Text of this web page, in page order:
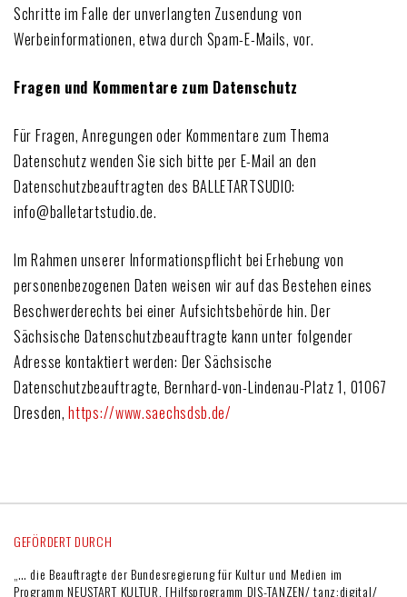
Schritte im Falle der unverlangten Zusendung von
Werbeinformationen, etwa durch Spam-E-Mails, vor.
Fragen und Kommentare zum Datenschutz
Für Fragen, Anregungen oder Kommentare zum Thema
Datenschutz wenden Sie sich bitte per E-Mail an den
Datenschutzbeauftragten des BALLETARTSUDIO:
info@balletartstudio.de.
Im Rahmen unserer Informationspflicht bei Erhebung von
personenbezogenen Daten weisen wir auf das Bestehen eines
Beschwerderechts bei einer Aufsichtsbehörde hin. Der
Sächsische Datenschutzbeauftragte kann unter folgender
Adresse kontaktiert werden: Der Sächsische
Datenschutzbeauftragte, Bernhard-von-Lindenau-Platz 1, 01067
Dresden,https://www.saechsdsb.de/
GEFÖRDERT DURCH
„… die Beauftragte der Bundesregierung für Kultur und Medien im
Programm NEUSTART KULTUR, [Hilfsprogramm DIS-TANZEN/ tanz:digital/